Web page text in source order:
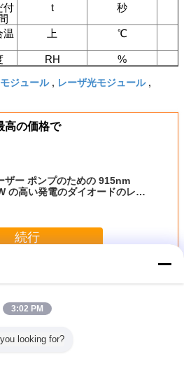
付
t 秒
温
上 ℃
RH %
ジュール, レーザ光モジュール,
高の価格で
ザー ポンプのための 915nm
の高い発電のダイオードのレー
続行
ル
3:02 PM
looking for?